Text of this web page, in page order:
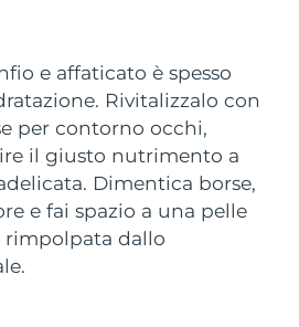
e affaticato è spesso
Rivitalizzalo con
per contorno occhi,
il giusto nutrimento a
Dimentica borse,
e fai spazio a una pelle
rimpolpata dallo